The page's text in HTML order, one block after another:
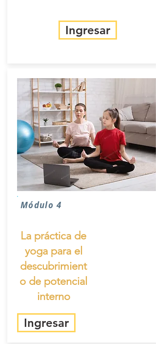
Ingresar
Módulo 4
La práctica de
yoga para el
descubrimient
o de potencial
interno
Ingresar